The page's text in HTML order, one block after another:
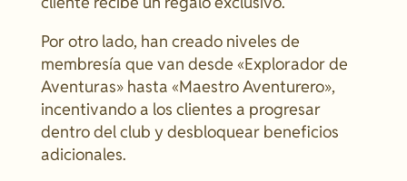
Por otro lado, han creado niveles de
membresía que van desde «Explorador de
Aventuras» hasta «Maestro Aventurero»,
incentivando a los clientes a progresar
dentro del club y desbloquear beneficios
adicionales.